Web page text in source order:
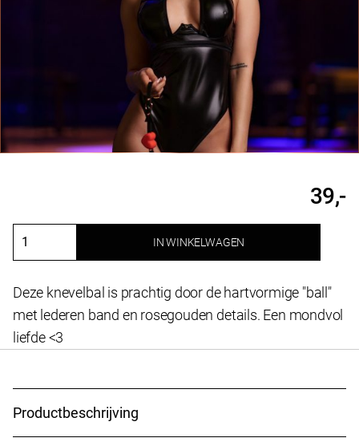
Deze knevelbal is prachtig door de hartvormige "ball"
met lederen band en rosegouden details. Een mondvol
liefde <3
39,-
full
aantal
IN WINKELWAGEN